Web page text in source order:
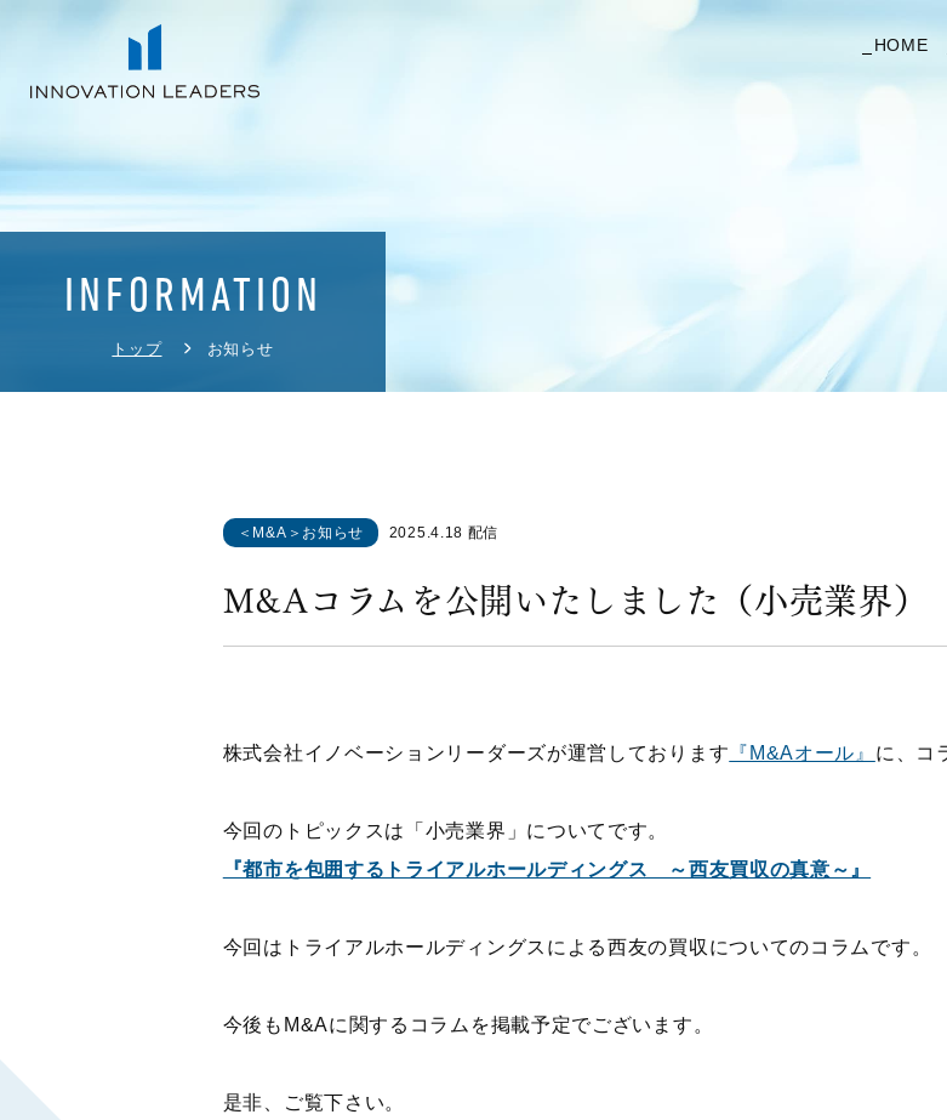
HOME
INFORMATION
トップ お知らせ
＜M&A＞お知らせ 2025.4.18 配信
M&Aコラムを公開いたしました（小売業界）
株式会社イノベーションリーダーズが運営しております 『M&Aオール』 に、コ
今回のトピックスは「小売業界」についてです。
『都市を包囲するトライアルホールディングス ～西友買収の真意～』
今回はトライアルホールディングスによる西友の買収についてのコラムです。
今後もM&Aに関するコラムを掲載予定でございます。
是非、ご覧下さい。